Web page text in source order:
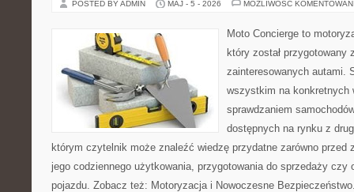
POSTED BY ADMIN MAJ - 5 - 2026 MOŻLIWOŚĆ
Moto Concierge to
który został przygotowany
zainteresowanych autami.
wszystkim na konkretnych
sprawdzaniem
dostępnych na rynku z
którym czytelnik może znaleźć wiedzę przydatne zarówno przed
jego codziennego użytkowania, przygotowania do sprzedaży czy
pojazdu. Zobacz też: Motoryzacja i Nowoczesne